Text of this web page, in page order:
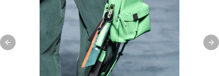
Previous slide